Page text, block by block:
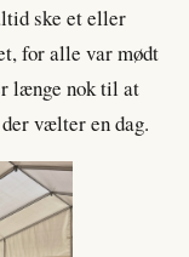
ske et eller
for alle var mødt
længe nok til at
vælter en dag.